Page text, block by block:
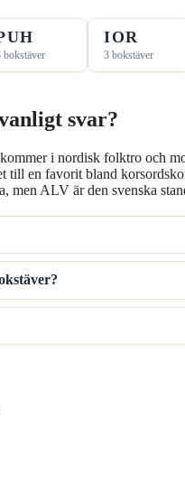
bokstäver
IOR
3 bokstäver
svar?
i nordisk folktro och
till en favorit bland
men ALV är den svenska